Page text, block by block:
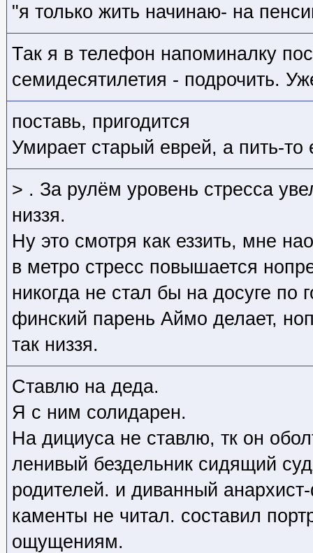
"я только жить начинаю- на
Так я в телефон напоминалку
семидесятилетия - подрочить.
поставь, пригодится
Умирает старый еврей, а пить-то
> . За рулём уровень стресса
низзя.
Ну это смотря как еззить, мне
в метро стресс повышается
никогда не стал бы на досуге по
финский парень Аймо делает,
так низзя.
Ставлю на деда.
Я с ним солидарен.
На дициуса не ставлю, тк он
ленивый бездельник сидящий
родителей. и диванный
каменты не читал. составил
ощущениям.